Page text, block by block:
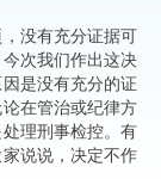
没有充分证据可
次我们作出这决
是没有充分的证
在管治或纪律方
理刑事检控。有
说说，决定不作